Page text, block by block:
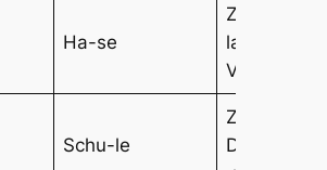
Ha-se
Zweisilbig,
langer
Vokal „a“
Schu-le
Zweisilbig,
Diphthong